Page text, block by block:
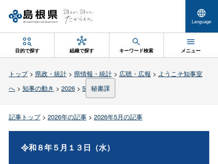
Language
目的で探す 組織で探す キーワード検索 メニュー
トップ> 県政・統計> 県情報・統計> 広聴・広報 > ようこそ知事室
へ> 知事の動き > 2026> 5 秘書課
記事トップ> 2026年の記事> 2026年5月の記事
令和８年５月１３日（水）